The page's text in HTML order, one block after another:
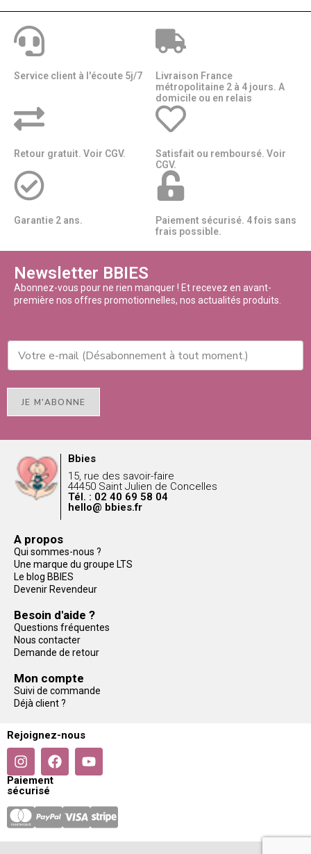
Service client à l'écoute 5j/7
Livraison France
métropolitaine 2 à 4 jours. A
domicile ou en relais​​
Retour gratuit. Voir CGV.
Satisfait ou remboursé. Voir
CGV.
Garantie 2 ans.
Paiement sécurisé. 4 fois sans
frais possible.
Newsletter BBIES
Abonnez-vous pour ne rien manquer ! Et recevez en avant-
première nos offres promotionnelles, nos actualités produits.
JE M'ABONNE
Bbies
15, rue des savoir-faire
44450 Saint Julien de Concelles
Tél. : 02 40 69 58 04
hello@ bbies.fr
A propos
Qui sommes-nous ?
Une marque du groupe LTS
Le blog BBIES
Devenir Revendeur
Besoin d'aide ?
Questions fréquentes
Nous contacter
Demande de retour
Mon compte
Suivi de commande
Déjà client ?
Rejoignez-nous
Paiement
sécurisé